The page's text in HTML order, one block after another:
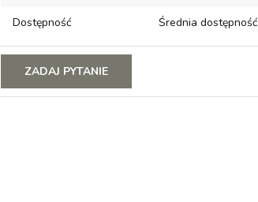
Dostępność Średnia dostępność
ZADAJ PYTANIE